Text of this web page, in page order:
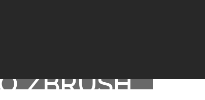
ZBRUSH